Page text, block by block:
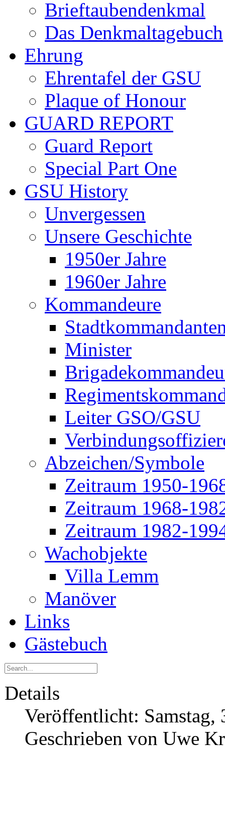
Brieftaubendenkmal
Das Denkmaltagebuch
Ehrung
Ehrentafel der GSU
Plaque of Honour
GUARD REPORT
Guard Report
Special Part One
GSU History
Unvergessen
Unsere Geschichte
1950er Jahre
1960er Jahre
Kommandeure
Minister
Leiter GSO/GSU
Abzeichen/Symbole
Zeitraum 1950-
Zeitraum 1968-
Zeitraum 1982-
Wachobjekte
Villa Lemm
Manöver
Links
Gästebuch
Details
Veröffentlicht: Samstag,
Geschrieben von Uwe